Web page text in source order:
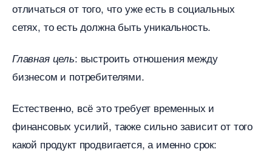
отличаться от того, что уже есть в социальных
сетях, то есть должна быть уникальность.
Главная цель: выстроить отношения между
изнесом и потребителями.
Естественно, всё это требует временных и
финансовых усилий, также сильно зависит от того
какой продукт продвигается, а именно срок: